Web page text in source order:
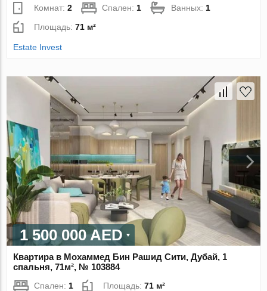
Комнат:2 Спален: 1 Ванных: 1
Площадь:71 м²
Estate Invest
1 500 000 AED
Квартира в Мохаммед Бин Рашид Сити, Дубай, 1
спальня, 71м², № 103884
Спален: 1 Площадь:71 м²